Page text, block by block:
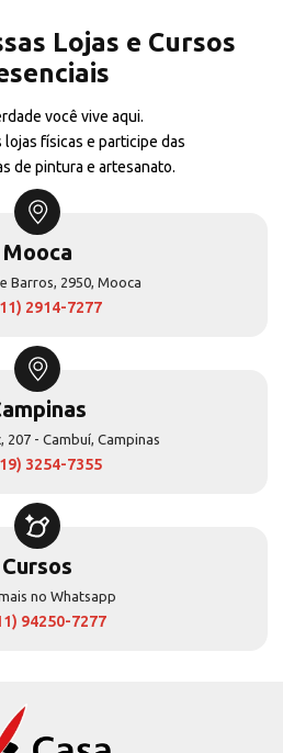
Lojas e Cursos
você vive aqui.
lojas físicas e participe das
de pintura e artesanato.
Mooca
Barros, 2950, Mooca
2914-7277
207 - Cambuí, Campinas
3254-7355
Cursos
no Whatsapp
94250-7277